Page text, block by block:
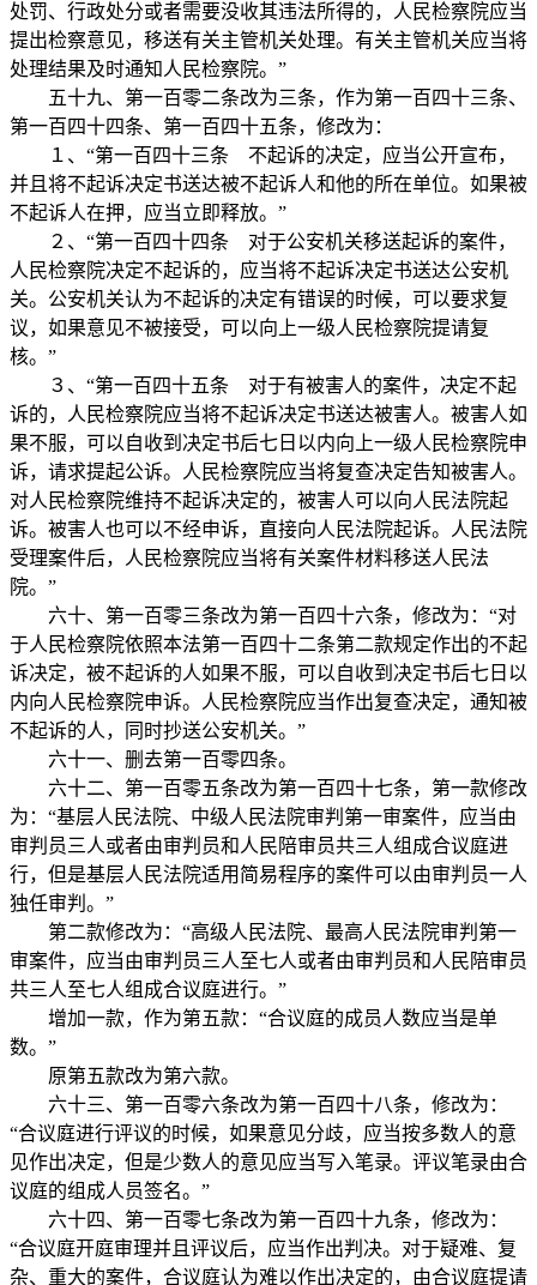
处罚、行政处分或者需要没收其违法所得的，人民检察院应当
提出检察意见，移送有关主管机关处理。有关主管机关应当将
处理结果及时通知人民检察院。”
五十九、第一百零二条改为三条，作为第一百四十三条、
第一百四十四条、第一百四十五条，修改为：
１、“第一百四十三条 不起诉的决定，应当公开宣布，
并且将不起诉决定书送达被不起诉人和他的所在单位。如果被
不起诉人在押，应当立即释放。”
２、“第一百四十四条 对于公安机关移送起诉的案件，
人民检察院决定不起诉的，应当将不起诉决定书送达公安机
关。公安机关认为不起诉的决定有错误的时候，可以要求复
议，如果意见不被接受，可以向上一级人民检察院提请复
核。”
３、“第一百四十五条 对于有被害人的案件，决定不起
诉的，人民检察院应当将不起诉决定书送达被害人。被害人如
果不服，可以自收到决定书后七日以内向上一级人民检察院申
诉，请求提起公诉。人民检察院应当将复查决定告知被害人。
对人民检察院维持不起诉决定的，被害人可以向人民法院起
诉。被害人也可以不经申诉，直接向人民法院起诉。人民法院
受理案件后，人民检察院应当将有关案件材料移送人民法
院。”
六十、第一百零三条改为第一百四十六条，修改为：“对
于人民检察院依照本法第一百四十二条第二款规定作出的不起
诉决定，被不起诉的人如果不服，可以自收到决定书后七日以
内向人民检察院申诉。人民检察院应当作出复查决定，通知被
不起诉的人，同时抄送公安机关。”
六十一、删去第一百零四条。
六十二、第一百零五条改为第一百四十七条，第一款修改
为：“基层人民法院、中级人民法院审判第一审案件，应当由
审判员三人或者由审判员和人民陪审员共三人组成合议庭进
行，但是基层人民法院适用简易程序的案件可以由审判员一人
独任审判。”
第二款修改为：“高级人民法院、最高人民法院审判第一
审案件，应当由审判员三人至七人或者由审判员和人民陪审员
共三人至七人组成合议庭进行。”
增加一款，作为第五款：“合议庭的成员人数应当是单
数。”
原第五款改为第六款。
六十三、第一百零六条改为第一百四十八条，修改为：
“合议庭进行评议的时候，如果意见分歧，应当按多数人的意
见作出决定，但是少数人的意见应当写入笔录。评议笔录由合
议庭的组成人员签名。”
六十四、第一百零七条改为第一百四十九条，修改为：
“合议庭开庭审理并且评议后，应当作出判决。对于疑难、复
杂、重大的案件，合议庭认为难以作出决定的，由合议庭提请